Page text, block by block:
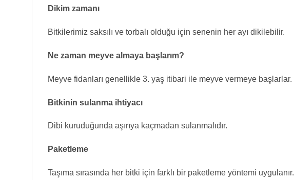
Dikim zamanı
Bitkilerimiz saksılı ve torbalı olduğu için senenin her ayı dikilebilir.
Ne zaman meyve almaya başlarım?
Meyve fidanları genellikle 3. yaş itibari ile meyve vermeye başlarlar.
Bitkinin sulanma ihtiyacı
Dibi kuruduğunda aşırıya kaçmadan sulanmalıdır.
Paketleme
Taşıma sırasında her bitki için farklı bir paketleme yöntemi uygulanır.